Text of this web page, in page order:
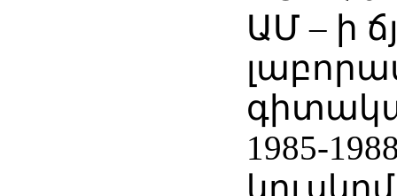
ԱՄ – ի
1985-